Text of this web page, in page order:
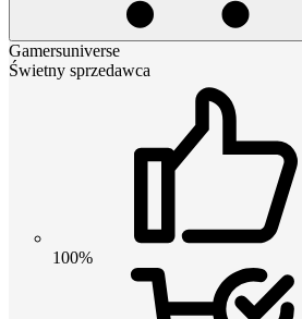
Gamersuniverse
Świetny sprzedawca
100%